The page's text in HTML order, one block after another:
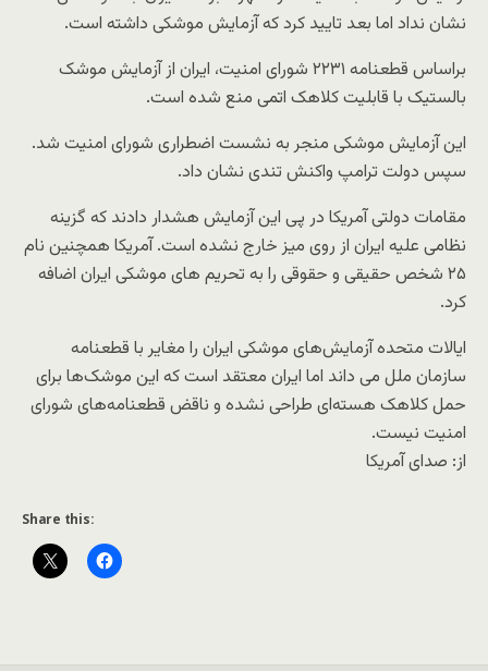
نشان نداد اما بعد تایید کرد که آزمایش موشکی داشته است.
براساس قطعنامه ۲۲۳۱ شورای امنیت، ایران از آزمایش موشک
بالستیک با قابلیت کلاهک اتمی منع شده است.
این آزمایش موشکی منجر به نشست اضطراری شورای امنیت شد.
سپس دولت ترامپ واکنش تندی نشان داد.
مقامات دولتی آمریکا در پی این آزمایش هشدار دادند که گزینه
نظامی علیه ایران از روی میز خارج نشده است. آمریکا همچنین نام
۲۵ شخص حقیقی و حقوقی را به تحریم های موشکی ایران اضافه
کرد.
ایالات متحده آزمایش‌های موشکی ایران را مغایر با قطعنامه
سازمان ملل می داند اما ایران معتقد است که این موشک‌ها برای
حمل کلاهک هسته‌ای طراحی نشده و ناقض قطعنامه‌های شورای
امنیت نیست.
از: صدای آمریکا
Share this: